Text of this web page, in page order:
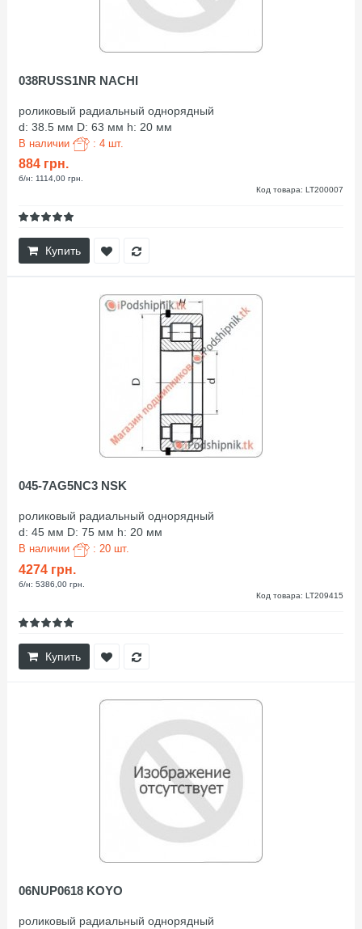
038RUSS1NR NACHI
роликовый радиальный однорядный
d: 38.5 мм D: 63 мм h: 20 мм
В наличии : 4 шт.
884 грн.
б/н: 1114,00 грн.
Код товара: LT200007
Купить
045-7AG5NC3 NSK
роликовый радиальный однорядный
d: 45 мм D: 75 мм h: 20 мм
В наличии : 20 шт.
4274 грн.
б/н: 5386,00 грн.
Код товара: LT209415
Купить
06NUP0618 KOYO
роликовый радиальный однорядный